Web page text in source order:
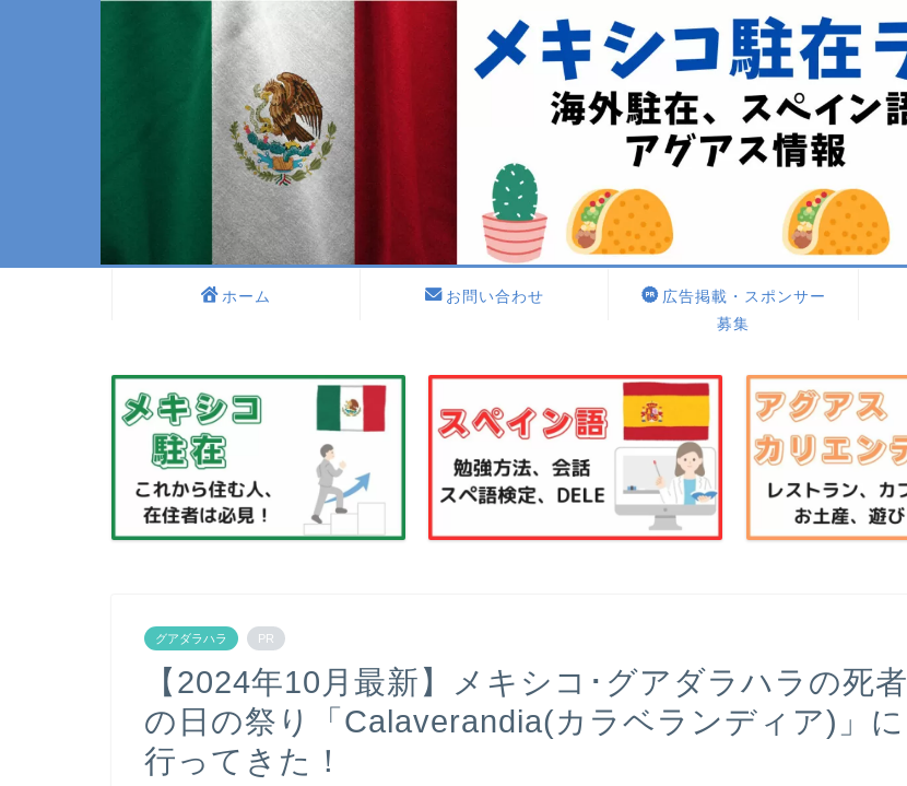
ホーム お問い合わせ
広告掲載・スポンサー
募集
グアダラハラ PR
【2024年10月最新】メキシコ･グアダラハラの死者
の日の祭り「Calaverandia(カラベランディア)」に
行ってきた！